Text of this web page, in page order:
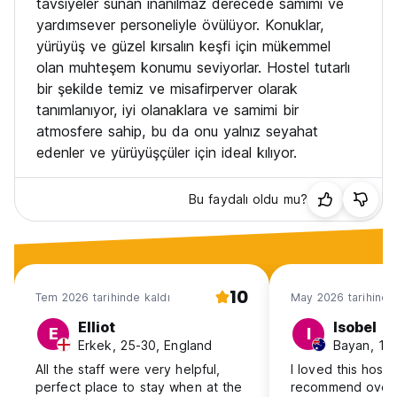
Genel:
Çocuk Dostu.
Sigara içilmez.
Sokağa çıkma yasağı: Dış kapıları saat 23.30'da kilitledik,
dolayısıyla konukların o zamana kadar binaya geri dönmeleri
gerekmektedir ancak isterlerse geç saatlere kadar uyanık
kalabilir ve salon alanını kullanabilirler. (Auto-translated from
original language)
tavsiyeler sunan inanılmaz derecede samimi ve
yardımsever personeliyle övülüyor. Konuklar,
yürüyüş ve güzel kırsalın keşfi için mükemmel
olan muhteşem konumu seviyorlar. Hostel tutarlı
bir şekilde temiz ve misafirperver olarak
tanımlanıyor, iyi olanaklara ve samimi bir
atmosfere sahip, bu da onu yalnız seyahat
edenler ve yürüyüşçüler için ideal kılıyor.
Bu faydalı oldu mu?
Tem 2026 tarihinde kaldı 10
E Elliot
Erkek, 25-30, England
All the staff were very helpful,
perfect place to stay when at the
May 2026 tarihinde
I Isobel
Bayan,
I loved this
recommend